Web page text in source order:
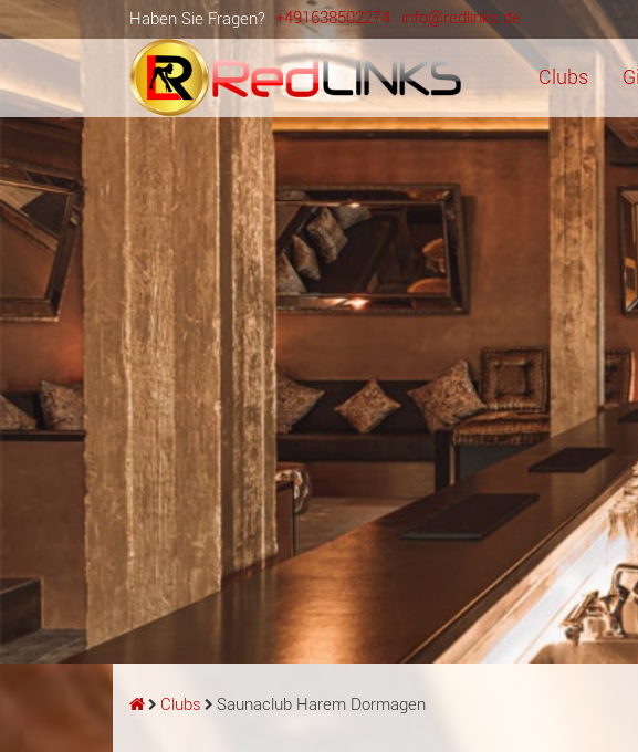
Haben Sie Fragen? +491638502274 info@redlinks.de
Clubs
Clubs Saunaclub Harem Dormagen